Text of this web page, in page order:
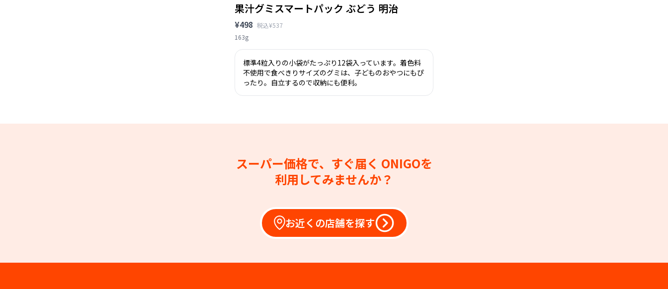
果汁グミスマートパック ぶどう 明治
¥498 税込¥537
163g
標準4粒入りの小袋がたっぷり12袋入っています。着色料
不使用で食べきりサイズのグミは、子どものおやつにもぴ
ったり。自立するので収納にも便利。
スーパー価格で、すぐ届く ONIGOを
利用してみませんか？
お近くの店舗を探す